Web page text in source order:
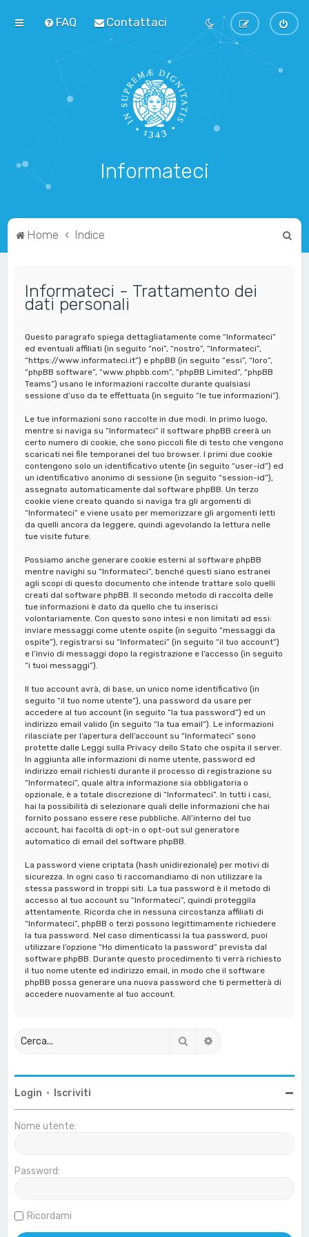
FAQ Contattaci
Informateci
Home Indice
Informateci - Trattamento dei
dati personali
Questo paragrafo spiega dettagliatamente come “Informateci”
ed eventuali affiliati (in seguito “noi”, “nostro”, “Informateci”,
“https://www.informateci.it”) e phpBB (in seguito “essi”, “loro”,
“phpBB software”, “www.phpbb.com”, “phpBB Limited”, “phpBB
Teams”) usano le informazioni raccolte durante qualsiasi
sessione d’uso da te effettuata (in seguito “le tue informazioni”).
Le tue informazioni sono raccolte in due modi. In primo luogo,
mentre si naviga su “Informateci” il software phpBB creerà un
certo numero di cookie, che sono piccoli file di testo che vengono
scaricati nei file temporanei del tuo browser. I primi due cookie
contengono solo un identificativo utente (in seguito “user-id”) ed
un identificativo anonimo di sessione (in seguito “session-id”),
assegnato automaticamente dal software phpBB. Un terzo
cookie viene creato quando si naviga tra gli argomenti di
“Informateci” e viene usato per memorizzare gli argomenti letti
da quelli ancora da leggere, quindi agevolando la lettura nelle
tue visite future.
Possiamo anche generare cookie esterni al software phpBB
mentre navighi su “Informateci”, benché questi siano estranei
agli scopi di questo documento che intende trattare solo quelli
creati dal software phpBB. Il secondo metodo di raccolta delle
tue informazioni è dato da quello che tu inserisci
volontariamente. Con questo sono intesi e non limitati ad essi:
inviare messaggi come utente ospite (in seguito “messaggi da
ospite”), registrarsi su “Informateci” (in seguito “il tuo account”)
e l’invio di messaggi dopo la registrazione e l’accesso (in seguito
“i tuoi messaggi”).
Il tuo account avrà, di base, un unico nome identificativo (in
seguito “il tuo nome utente”), una password da usare per
accedere al tuo account (in seguito “la tua password”) ed un
indirizzo email valido (in seguito “la tua email”). Le informazioni
rilasciate per l’apertura dell’account su “Informateci” sono
protette dalle Leggi sulla Privacy dello Stato che ospita il server.
In aggiunta alle informazioni di nome utente, password ed
indirizzo email richiesti durante il processo di registrazione su
“Informateci”, quale altra informazione sia obbligatoria o
opzionale, è a totale discrezione di “Informateci”. In tutti i casi,
hai la possibilità di selezionare quali delle informazioni che hai
fornito possano essere rese pubbliche. All’interno del tuo
account, hai facoltà di opt-in o opt-out sul generatore
automatico di email del software phpBB.
La password viene criptata (hash unidirezionale) per motivi di
sicurezza. In ogni caso ti raccomandiamo di non utilizzare la
stessa password in troppi siti. La tua password è il metodo di
accesso al tuo account su “Informateci”, quindi proteggila
attentamente. Ricorda che in nessuna circostanza affiliati di
“Informateci”, phpBB o terzi possono legittimamente richiedere
la tua password. Nel caso dimenticassi la tua password, puoi
utilizzare l’opzione “Ho dimenticato la password” prevista dal
software phpBB. Durante questo procedimento ti verrà richiesto
il tuo nome utente ed indirizzo email, in modo che il software
phpBB possa generare una nuova password che ti permetterà di
accedere nuovamente al tuo account.
Cerca
Login • Iscriviti
Nome utente:
Password:
Ricordami